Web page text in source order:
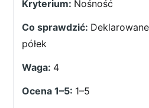
Nośność
półek
4
1–5